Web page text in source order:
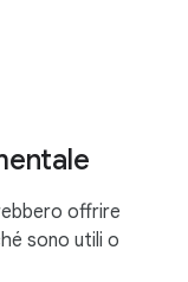
offrire
sono utili o